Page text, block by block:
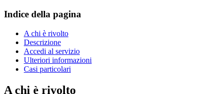
Indice della pagina
A chi è rivolto
Descrizione
Accedi al servizio
Ulteriori informazioni
Casi particolari
A chi è rivolto